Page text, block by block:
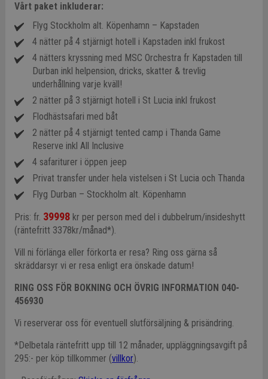
Vårt paket inkluderar:
Flyg Stockholm alt. Köpenhamn – Kapstaden
4 nätter på 4 stjärnigt hotell i Kapstaden inkl frukost
4 nätters kryssning med MSC Orchestra fr Kapstaden till
Durban inkl helpension, dricks, skatter & trevlig
underhållning varje kväll!
2 nätter på 3 stjärnigt hotell i St Lucia inkl frukost
Flodhästsafari med båt
2 nätter på 4 stjärnigt tented camp i Thanda Game
Reserve inkl All Inclusive
4 safariturer i öppen jeep
Privat transfer under hela vistelsen i St Lucia och Thanda
Flyg Durban – Stockholm alt. Köpenhamn
Pris: fr. 39998kr per person med del i dubbelrum/insideshytt
(räntefritt 3378kr/månad*).
Vill ni förlänga eller förkorta er resa? Ring oss gärna så
skräddarsyr vi er resa enligt era önskade datum!
RING OSS FÖR BOKNING OCH ÖVRIG INFORMATION 040-
456930
Vi reserverar oss för eventuell slutförsäljning & prisändring.
*Delbetala räntefritt upp till 12 månader, uppläggningsavgift på
295:- per köp tillkommer (villkor).